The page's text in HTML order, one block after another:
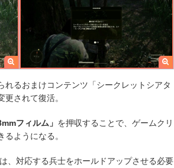
るおまけコンテンツ「シークレットシアタ
されて復活。
フィルム」 を押収することで、ゲームクリ
ようになる。
、対応する兵士をホールドアップさせる必要